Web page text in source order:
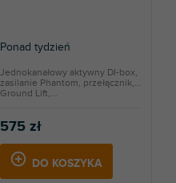
Ponad tydzień
575 zł
DO KOSZYKA
Jednokanałowy aktywny DI-box,
zasilanie Phantom, przełącznik,
Ground Lift,...